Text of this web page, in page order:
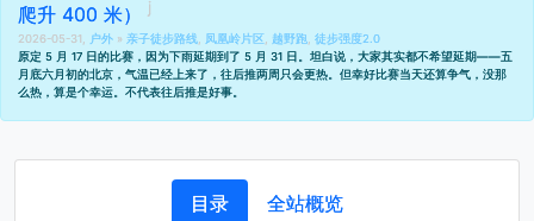
爬升 400 米）
2026-05-31, 户外 » 亲子徒步路线 凤凰岭片区 越野跑
徒步强度2.0
原定 5 月 17 日的比赛，因为下雨延期到了 5 月 31 日。坦白说，大家其实都不希望延期——五
月底六月初的北京，气温已经上来了，往后推两周只会更热。但幸好比赛当天还算争气，没那
么热，算是个幸运。不代表往后推是好事。
目录 全站概览